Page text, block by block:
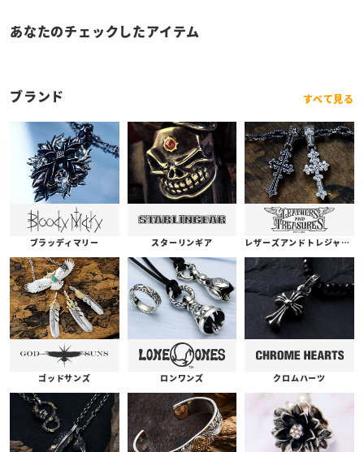
あなたのチェックしたアイテム
ブランド すべて見る
ブラッディマリー スターリンギア レザーズアンドトレジャーズ
ゴッドサンズ ロンワンズ クロムハーツ